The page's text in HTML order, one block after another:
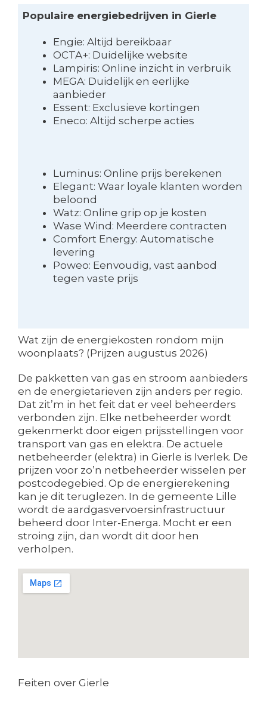
Populaire energiebedrijven in Gierle
Engie: Altijd bereikbaar
OCTA+: Duidelijke website
Lampiris: Online inzicht in verbruik
MEGA: Duidelijk en eerlijke
aanbieder
Essent: Exclusieve kortingen
Eneco: Altijd scherpe acties
Luminus: Online prijs berekenen
Elegant: Waar loyale klanten worden
beloond
Watz: Online grip op je kosten
Wase Wind: Meerdere contracten
Comfort Energy: Automatische
levering
Poweo: Eenvoudig, vast aanbod
tegen vaste prijs
Wat zijn de energiekosten rondom mijn
woonplaats? (Prijzen augustus 2026)
De pakketten van gas en stroom aanbieders
en de energietarieven zijn anders per regio.
Dat zit’m in het feit dat er veel beheerders
verbonden zijn. Elke netbeheerder wordt
gekenmerkt door eigen prijsstellingen voor
transport van gas en elektra. De actuele
netbeheerder (elektra) in Gierle is Iverlek. De
prijzen voor zo’n netbeheerder wisselen per
postcodegebied. Op de energierekening
kan je dit teruglezen. In de gemeente Lille
wordt de aardgasvervoersinfrastructuur
beheerd door Inter-Energa. Mocht er een
stroing zijn, dan wordt dit door hen
verholpen.
Feiten over Gierle